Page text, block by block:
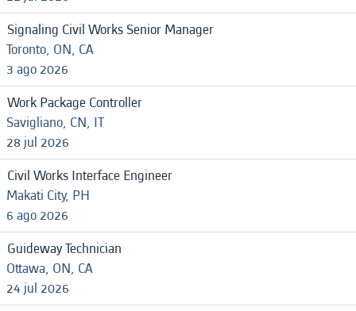
Signaling Civil Works Senior Manager
Toronto, ON, CA
3 ago 2026
Work Package Controller
Savigliano, CN, IT
28 jul 2026
Civil Works Interface Engineer
Makati City, PH
6 ago 2026
Guideway Technician
Ottawa, ON, CA
24 jul 2026